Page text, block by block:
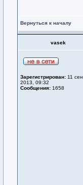
Вернуться к началу
vasek
Зарегистрирован: 11 сен
2013, 09:32
Сообщения: 1658